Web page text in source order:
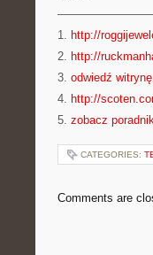
1. http://
2. http://
3. odwiedź witrynę
4. http://
5. zobacz
CATEGORIES:
Comments are